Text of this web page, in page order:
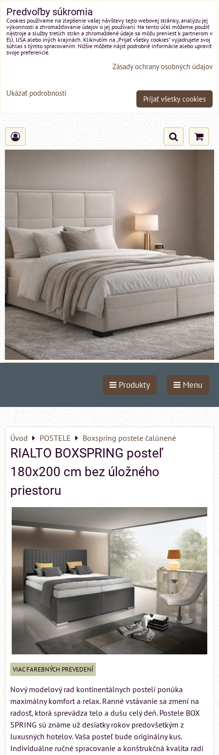
Produkty Menu
Úvod POSTELE Boxspring postele čalúnené
RIALTO BOXSPRING posteľ
180x200 cm bez úložného
priestoru
VIAC FAREBNÝCH PREVEDENÍ
Nový modelový rad kontinentálnych postelí ponúka
maximálny komfort a relax. Ranné vstávanie sa zmení na
radosť, ktorá sprevádza telo a dušu celý deň. Postele BOX
SPRING sú známe už desiatky rokov predovšetkým z
luxusných hotelov. Vaša posteľ bude originálny kus.
Individuálne ručné spracovanie a konštrukčná kvalita radí
Predvoľby súkromia
Cookies používame na zlepšenie vašej návštevy tejto webovej stránky, analýzu jej
výkonnosti a zhromažďovanie údajov o jej používaní. Na tento účel môžeme použiť
nástroje a služby tretích strán a zhromaždené údaje sa môžu preniesť k partnerom v
EÚ, USA alebo iných krajinách. Kliknutím na „Prijať všetky cookies“ vyjadrujete svoj
súhlas s týmto spracovaním. Nižšie môžete nájsť podrobné informácie alebo upraviť
svoje preferencie.
Zásady ochrany osobných údajov
Ukázať podrobnosti
Prijať všetky cookies